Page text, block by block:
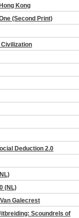
Kong
(Second Print)
Civilization
Deduction 2.0
(NL)
Galecrest
Scoundrels of